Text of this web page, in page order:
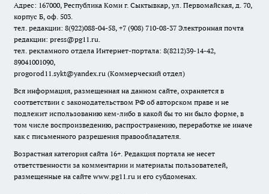
Адрес: 167000, Республика Коми г. Сыктывкар, ул. Первомайская, д. 70,
корпус Б, оф. 503.
тел. редакции: 8(922)088-04-58, +7 (908) 710-08-37 Электронная почта
редакции: press@pg11.ru.
тел. рекламного отдела Интернет-портала: 8(8212)39-14-42,
89041001090,
progorod11.sykt@yandex.ru (Коммерческий отдел)
Вся информация, размещенная на данном сайте, охраняется в
соответствии с законодательством РФ об авторском праве и не
подлежит использованию кем-либо в какой бы то ни было форме, в
том числе воспроизведению, распространению, переработке не иначе
как с письменного разрешения правообладателя.
Возрастная категория сайта 16+. Редакция портала не несет
ответственности за комментарии и материалы пользователей,
размещенные на сайте www.pg11.ru и его субдоменах.